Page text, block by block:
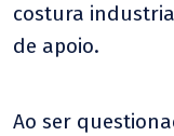
costura
de apoio.
Ao ser